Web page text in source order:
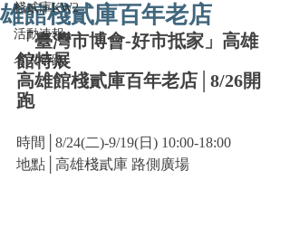
棧貳庫KW2
活動速報
名人帶路
雄館棧貳庫百年老店
「臺灣市博會-好市抵家」高雄
館特展
高雄館棧貳庫百年老店│8/26開
跑
時間│8/24(二)-9/19(日) 10:00-18:00
地點│高雄棧貳庫 路側廣場